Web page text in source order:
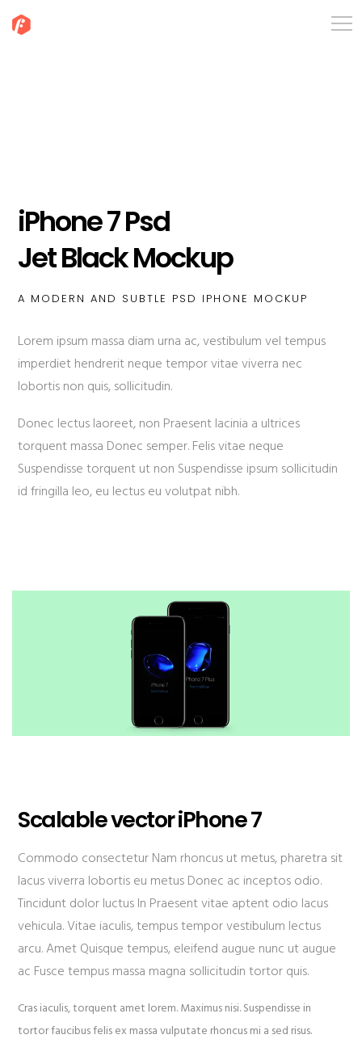
iPhone 7 Psd
Jet Black Mockup
A MODERN AND SUBTLE PSD IPHONE MOCKUP
Lorem ipsum massa diam urna ac, vestibulum vel tempus
imperdiet hendrerit neque tempor vitae viverra nec
lobortis non quis, sollicitudin.
Donec lectus laoreet, non Praesent lacinia a ultrices
torquent massa Donec semper. Felis vitae neque
Suspendisse torquent ut non Suspendisse ipsum sollicitudin
id fringilla leo, eu lectus eu volutpat nibh.
Scalable vector iPhone 7
Commodo consectetur Nam rhoncus ut metus, pharetra sit
lacus viverra lobortis eu metus Donec ac inceptos odio.
Tincidunt dolor luctus In Praesent vitae aptent odio lacus
vehicula. Vitae iaculis, tempus tempor vestibulum lectus
arcu. Amet Quisque tempus, eleifend augue nunc ut augue
ac Fusce tempus massa magna sollicitudin tortor quis.
Cras iaculis, torquent amet lorem. Maximus nisi. Suspendisse in
tortor faucibus felis ex massa vulputate rhoncus mi a sed risus.